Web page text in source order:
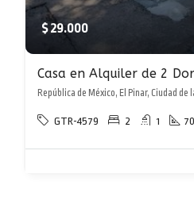
$ 29.000
República de México, El Pinar, Ciudad de
GTR-4579 2 1